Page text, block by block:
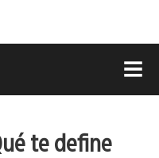
te define